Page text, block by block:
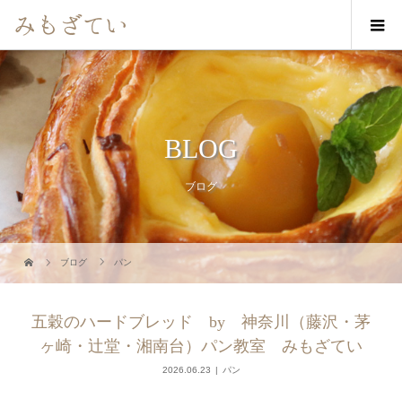
BLOG
ブログ
ブログ パン
五穀のハードブレッド by 神奈川（藤沢・茅
ヶ崎・辻堂・湘南台）パン教室 みもざてい
2026.06.23 パン